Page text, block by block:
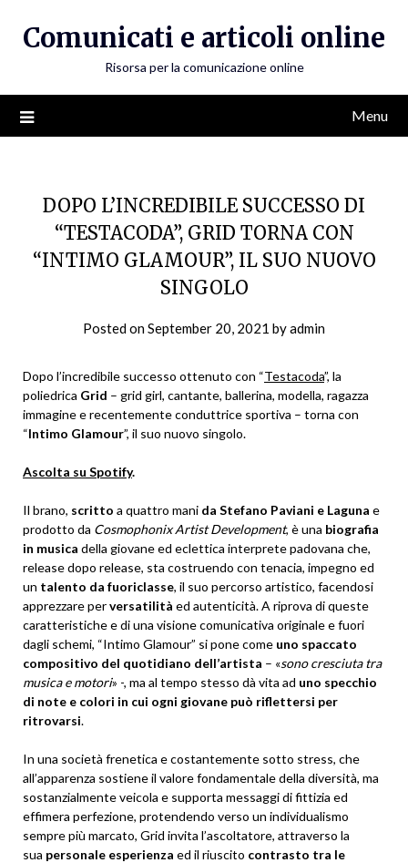
Comunicati e articoli online
Risorsa per la comunicazione online
Menu
DOPO L’INCREDIBILE SUCCESSO DI
“TESTACODA”, GRID TORNA CON
“INTIMO GLAMOUR”, IL SUO NUOVO
SINGOLO
Posted onSeptember 20, 2021 byadmin
Dopo l’incredibile successo ottenuto con “Testacoda”, la
poliedrica Grid – grid girl, cantante, ballerina, modella, ragazza
immagine e recentemente conduttrice sportiva – torna con
“Intimo Glamour”, il suo nuovo singolo.
Ascolta su Spotify.
Il brano, scritto a quattro mani da Stefano Paviani e Laguna e
prodotto da Cosmophonix Artist Development, è una biografia
in musica della giovane ed eclettica interprete padovana che,
release dopo release, sta costruendo con tenacia, impegno ed
un talento da fuoriclasse, il suo percorso artistico, facendosi
apprezzare perversatilità ed autenticità. A riprova di queste
caratteristiche e di una visione comunicativa originale e fuori
dagli schemi, “Intimo Glamour” si pone come uno spaccato
compositivo del quotidiano dell’artista – «sono cresciuta tra
musica e motori» -, ma al tempo stesso dà vita ad uno specchio
di note e colori in cui ogni giovane può riflettersi per
ritrovarsi.
In una società frenetica e costantemente sotto stress, che
all’apparenza sostiene il valore fondamentale della diversità, ma
sostanzialmente veicola e supporta messaggi di fittizia ed
effimera perfezione, protendendo verso un individualismo
sempre più marcato, Grid invita l’ascoltatore, attraverso la
sua personale esperienza ed il riuscito contrasto tra le